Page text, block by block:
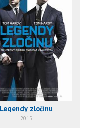
Legendy zločinu
2015